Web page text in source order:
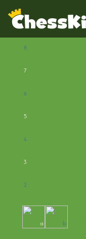
8
7
6
5
4
3
2
1
a b